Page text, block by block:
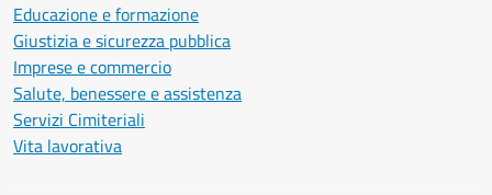
Educazione e formazione
Giustizia e sicurezza pubblica
Imprese e commercio
Salute, benessere e assistenza
Servizi Cimiteriali
Vita lavorativa